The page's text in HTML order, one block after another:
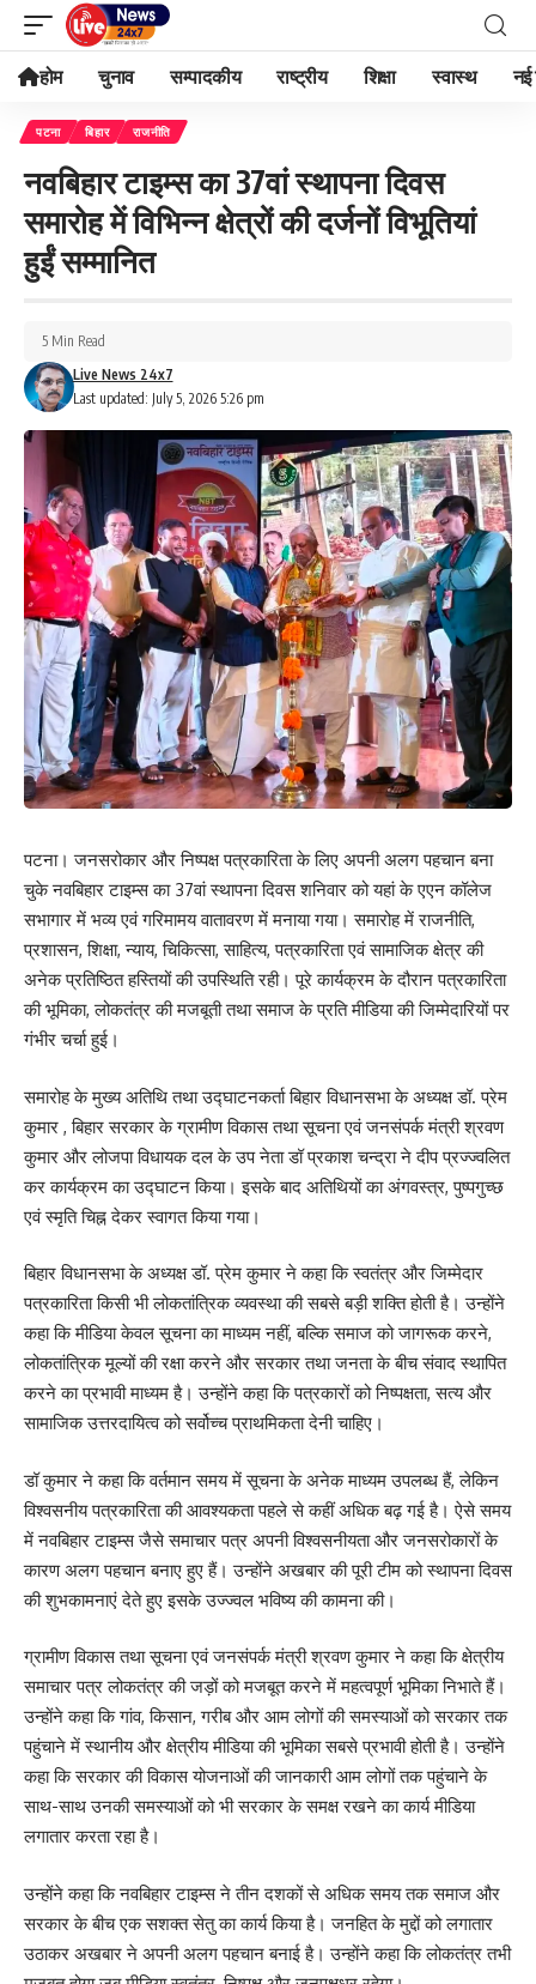
होम चुनाव सम्पादकीय राष्ट्रीय शिक्षा स्वास्थ नई
पटना बिहार राजनीति
नवबिहार टाइम्स का 37वां स्थापना दिवस
समारोह में विभिन्न क्षेत्रों की दर्जनों विभूतियां
हुईं सम्मानित
Last updated: July 5, 2026 5:26 pm
Live News 24x7
5 Min Read
पटना। जनसरोकार और निष्पक्ष पत्रकारिता के लिए अपनी अलग पहचान बना
चुके नवबिहार टाइम्स का 37वां स्थापना दिवस शनिवार को यहां के एएन कॉलेज
सभागार में भव्य एवं गरिमामय वातावरण में मनाया गया। समारोह में राजनीति,
प्रशासन, शिक्षा, न्याय, चिकित्सा, साहित्य, पत्रकारिता एवं सामाजिक क्षेत्र की
अनेक प्रतिष्ठित हस्तियों की उपस्थिति रही। पूरे कार्यक्रम के दौरान पत्रकारिता
की भूमिका, लोकतंत्र की मजबूती तथा समाज के प्रति मीडिया की जिम्मेदारियों पर
गंभीर चर्चा हुई।
समारोह के मुख्य अतिथि तथा उद्घाटनकर्ता बिहार विधानसभा के अध्यक्ष डॉ. प्रेम
कुमार , बिहार सरकार के ग्रामीण विकास तथा सूचना एवं जनसंपर्क मंत्री श्रवण
कुमार और लोजपा विधायक दल के उप नेता डॉ प्रकाश चन्द्रा ने दीप प्रज्ज्वलित
कर कार्यक्रम का उद्घाटन किया। इसके बाद अतिथियों का अंगवस्त्र, पुष्पगुच्छ
एवं स्मृति चिह्न देकर स्वागत किया गया।
बिहार विधानसभा के अध्यक्ष डॉ. प्रेम कुमार ने कहा कि स्वतंत्र और जिम्मेदार
पत्रकारिता किसी भी लोकतांत्रिक व्यवस्था की सबसे बड़ी शक्ति होती है। उन्होंने
कहा कि मीडिया केवल सूचना का माध्यम नहीं, बल्कि समाज को जागरूक करने,
लोकतांत्रिक मूल्यों की रक्षा करने और सरकार तथा जनता के बीच संवाद स्थापित
करने का प्रभावी माध्यम है। उन्होंने कहा कि पत्रकारों को निष्पक्षता, सत्य और
सामाजिक उत्तरदायित्व को सर्वोच्च प्राथमिकता देनी चाहिए।
डॉ कुमार ने कहा कि वर्तमान समय में सूचना के अनेक माध्यम उपलब्ध हैं, लेकिन
विश्वसनीय पत्रकारिता की आवश्यकता पहले से कहीं अधिक बढ़ गई है। ऐसे समय
में नवबिहार टाइम्स जैसे समाचार पत्र अपनी विश्वसनीयता और जनसरोकारों के
कारण अलग पहचान बनाए हुए हैं। उन्होंने अखबार की पूरी टीम को स्थापना दिवस
की शुभकामनाएं देते हुए इसके उज्ज्वल भविष्य की कामना की।
ग्रामीण विकास तथा सूचना एवं जनसंपर्क मंत्री श्रवण कुमार ने कहा कि क्षेत्रीय
समाचार पत्र लोकतंत्र की जड़ों को मजबूत करने में महत्वपूर्ण भूमिका निभाते हैं।
उन्होंने कहा कि गांव, किसान, गरीब और आम लोगों की समस्याओं को सरकार तक
पहुंचाने में स्थानीय और क्षेत्रीय मीडिया की भूमिका सबसे प्रभावी होती है। उन्होंने
कहा कि सरकार की विकास योजनाओं की जानकारी आम लोगों तक पहुंचाने के
साथ-साथ उनकी समस्याओं को भी सरकार के समक्ष रखने का कार्य मीडिया
लगातार करता रहा है।
उन्होंने कहा कि नवबिहार टाइम्स ने तीन दशकों से अधिक समय तक समाज और
सरकार के बीच एक सशक्त सेतु का कार्य किया है। जनहित के मुद्दों को लगातार
उठाकर अखबार ने अपनी अलग पहचान बनाई है। उन्होंने कहा कि लोकतंत्र तभी